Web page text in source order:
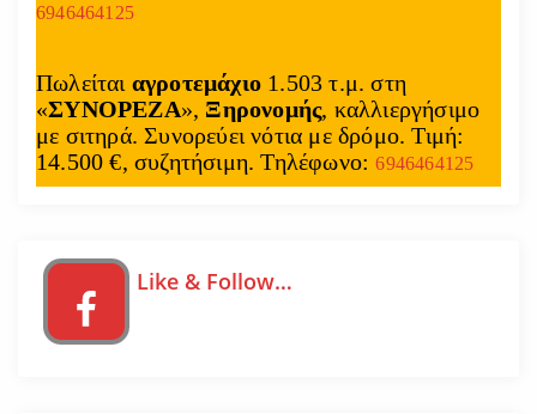
6946464125
Πωλείται αγροτεμάχιο 1.503 τ.μ. στη
«ΣΥΝΟΡΕΖΑ», Ξηρονομής, καλλιεργήσιμο
με σιτηρά. Συνορεύει νότια με δρόμο. Τιμή:
14.500 €, συζητήσιμη. Τηλέφωνο:6946464125
Like & Follow…